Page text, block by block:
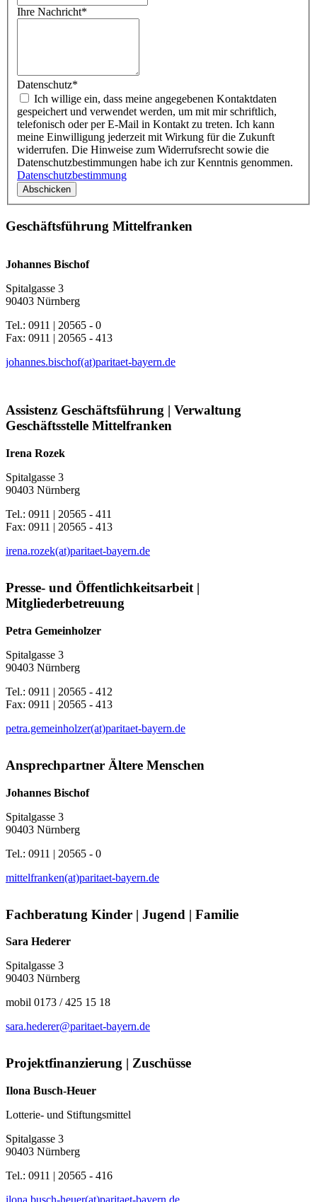
Ihre Nachricht*
Datenschutz*
gespeichert und verwendet werden, um mit mir schriftlich,
telefonisch oder per E-Mail in Kontakt zu treten. Ich kann
meine Einwilligung jederzeit mit Wirkung für die Zukunft
widerrufen. Die Hinweise zum Widerrufsrecht sowie die
Datenschutzbestimmungen habe ich zur Kenntnis genommen.
Datenschutzbestimmung
Geschäftsführung Mittelfranken
Johannes Bischof
Spitalgasse 3
90403 Nürnberg
Tel.: 0911 | 20565 - 0
Fax: 0911 | 20565 - 413
johannes.bischof(at)paritaet-bayern.de
Assistenz Geschäftsführung | Verwaltung
Geschäftsstelle Mittelfranken
Irena Rozek
Spitalgasse 3
90403 Nürnberg
Tel.: 0911 | 20565 - 411
Fax: 0911 | 20565 - 413
irena.rozek(at)paritaet-bayern.de
Presse- und Öffentlichkeitsarbeit |
Mitgliederbetreuung
Petra Gemeinholzer
Spitalgasse 3
90403 Nürnberg
Tel.: 0911 | 20565 - 412
Fax: 0911 | 20565 - 413
petra.gemeinholzer(at)paritaet-bayern.de
Ansprechpartner Ältere Menschen
Johannes Bischof
Spitalgasse 3
90403 Nürnberg
Tel.: 0911 | 20565 - 0
mittelfranken(at)paritaet-bayern.de
Fachberatung Kinder | Jugend | Familie
Sara Hederer
Spitalgasse 3
90403 Nürnberg
mobil 0173 / 425 15 18
sara.hederer@paritaet-bayern.de
Projektfinanzierung | Zuschüsse
Ilona Busch-Heuer
Lotterie- und Stiftungsmittel
Spitalgasse 3
90403 Nürnberg
Tel.: 0911 | 20565 - 416
ilona.busch-heuer(at)paritaet-bayern.de